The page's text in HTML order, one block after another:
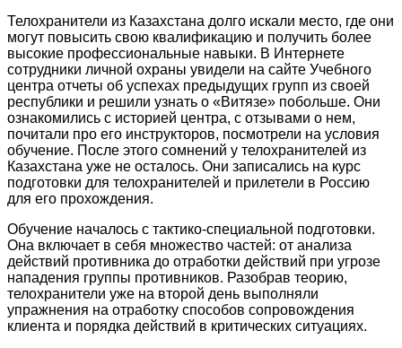
Телохранители из Казахстана долго искали место, где они
могут повысить свою квалификацию и получить более
высокие профессиональные навыки. В Интернете
сотрудники личной охраны увидели на сайте Учебного
центра отчеты об успехах предыдущих групп из своей
республики и решили узнать о «Витязе» побольше. Они
ознакомились с историей центра, с отзывами о нем,
почитали про его инструкторов, посмотрели на условия
обучение. После этого сомнений у телохранителей из
Казахстана уже не осталось. Они записались на курс
подготовки для телохранителей и прилетели в Россию
для его прохождения.
Обучение началось с тактико-специальной подготовки.
Она включает в себя множество частей: от анализа
действий противника до отработки действий при угрозе
нападения группы противников. Разобрав теорию,
телохранители уже на второй день выполняли
упражнения на отработку способов сопровождения
клиента и порядка действий в критических ситуациях.